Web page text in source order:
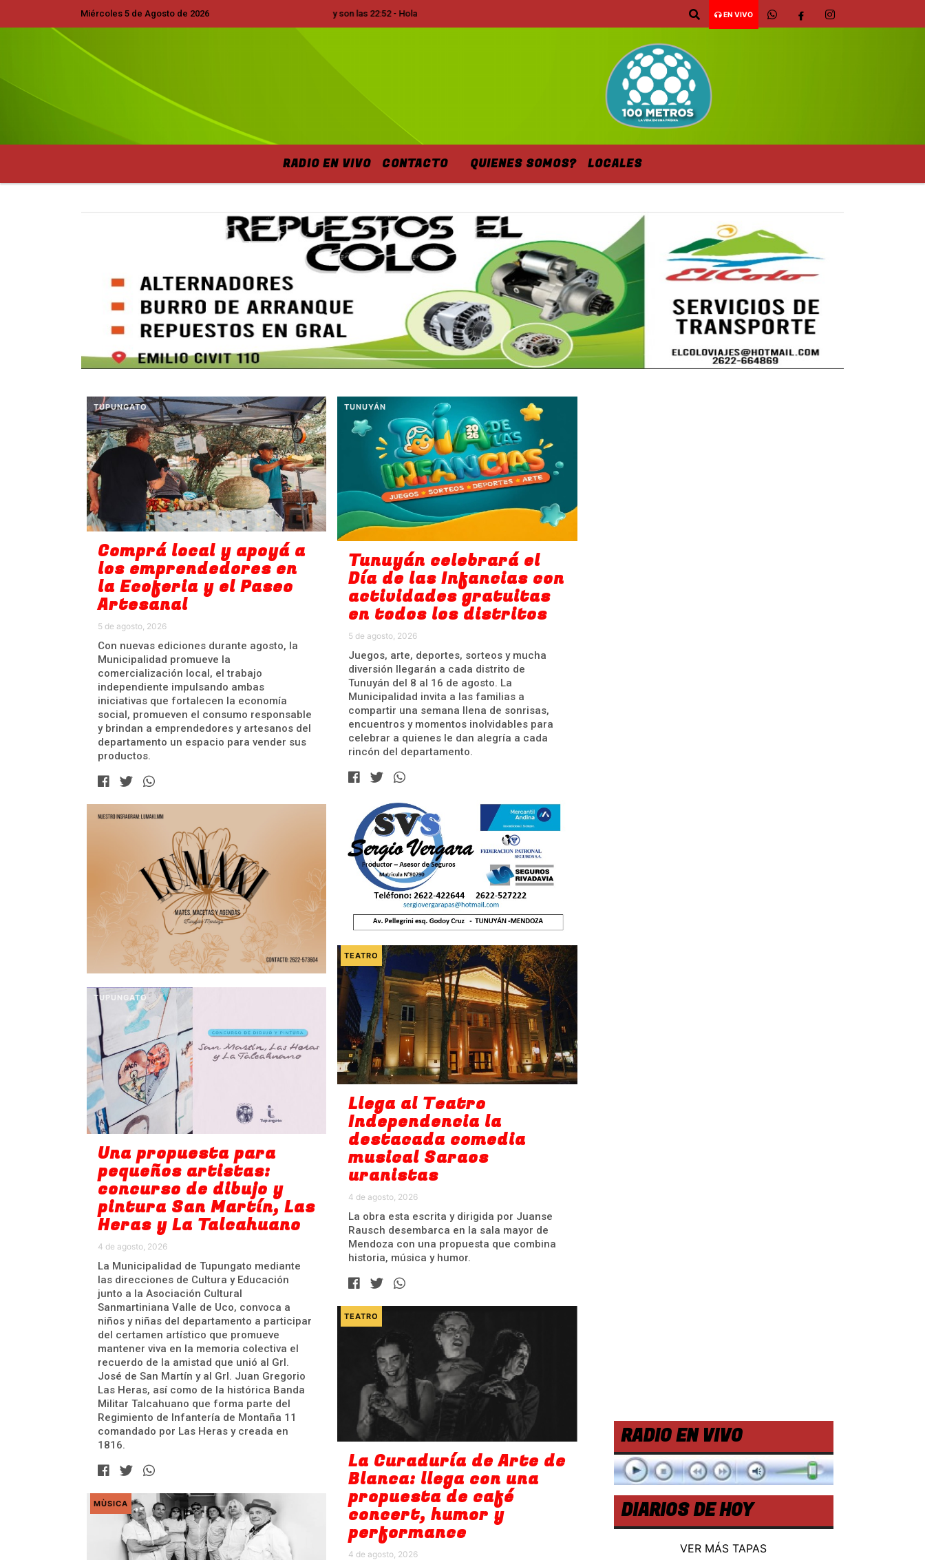
Miércoles 5 de Agosto de 2026
Hoy es Miércoles 5 de Agosto de 2026 y son las 22:52 - Hola EN VIVO
RADIO EN VIVO CONTACTO QUIENES SOMOS? LOCALES
TUPUNGATO
Comprá local y apoyá a
los emprendedores en
la Ecoferia y el Paseo
Artesanal
5 de agosto, 2026
Con nuevas ediciones durante agosto, la
Municipalidad promueve la
comercialización local, el trabajo
independiente impulsando ambas
iniciativas que fortalecen la economía
social, promueven el consumo responsable
y brindan a emprendedores y artesanos del
departamento un espacio para vender sus
productos.
TUNUYÁN
Tunuyán celebrará el
Día de las Infancias con
actividades gratuitas
en todos los distritos
5 de agosto, 2026
Juegos, arte, deportes, sorteos y mucha
diversión llegarán a cada distrito de
Tunuyán del 8 al 16 de agosto. La
Municipalidad invita a las familias a
compartir una semana llena de sonrisas,
encuentros y momentos inolvidables para
celebrar a quienes le dan alegría a cada
rincón del departamento.
TEATRO
Llega al Teatro
Independencia la
destacada comedia
musical Saraos
uranistas
4 de agosto, 2026
La obra esta escrita y dirigida por Juanse
Rausch desembarca en la sala mayor de
Mendoza con una propuesta que combina
historia, música y humor.
TUPUNGATO
Una propuesta para
pequeños artistas:
concurso de dibujo y
pintura San Martín, Las
Heras y La Talcahuano
4 de agosto, 2026
La Municipalidad de Tupungato mediante
las direcciones de Cultura y Educación
junto a la Asociación Cultural
Sanmartiniana Valle de Uco, convoca a
niños y niñas del departamento a participar
del certamen artístico que promueve
mantener viva en la memoria colectiva el
recuerdo de la amistad que unió al Grl.
José de San Martín y al Grl. Juan Gregorio
Las Heras, así como de la histórica Banda
Militar Talcahuano que forma parte del
Regimiento de Infantería de Montaña 11
comandado por Las Heras y creada en
1816.
TEATRO
La Curaduría de Arte de
Blanca: llega con una
propuesta de café
concert, humor y
performance
4 de agosto, 2026
MÙSICA
RADIO EN VIVO
DIARIOS DE HOY
VER MÁS TAPAS